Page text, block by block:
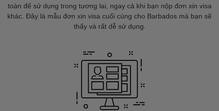
toàn để sử dụng trong tương lai, ngay cả khi bạn nộp đơn xin visa
khác. Đây là mẫu đơn xin visa cuối cùng cho Barbados mà bạn sẽ
thấy và rất dễ sử dụng.